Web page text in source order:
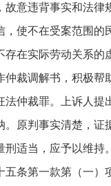
故意违背事实和法律
，使不在受案范围的
存在实际劳动关系的
仲裁调解书，积极帮
法仲裁罪。上诉人提
。原判事实清楚，证
刑适当，应予以维持
五条第一款第（一）